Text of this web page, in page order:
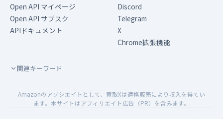
Open API マイページ
Open API サブスク
APIドキュメント
Discord
Telegram
X
Chrome拡張機能
関連キーワード
Amazonのアソシエイトとして、買取Xは適格販売により収入を得てい
ます。本サイトはアフィリエイト広告（PR）を含みます。